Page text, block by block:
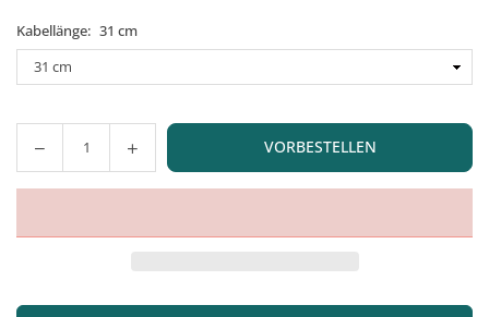
Kabellänge: 31 cm
Menge VORBESTELLEN